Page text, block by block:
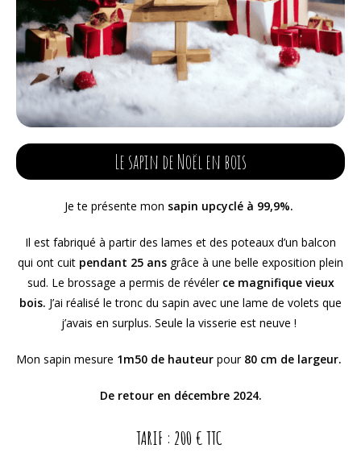
Le sapin de Noël en bois
Je te présente mon sapin upcyclé à 99,9%.
Il est fabriqué à partir des lames et des poteaux d’un balcon
qui ont cuit pendant 25 ans grâce à une belle exposition plein
sud. Le brossage a permis de révéler ce magnifique vieux
bois. J’ai réalisé le tronc du sapin avec une lame de volets que
j’avais en surplus. Seule la visserie est neuve !
Mon sapin mesure 1m50 de hauteur pour 80 cm de largeur.
De retour en décembre 2024.
TARIF : 200 € TTC